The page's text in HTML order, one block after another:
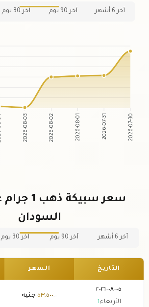
آخر 6 أشهر آخر 90 يوم آخر 30 يوم
2026-08-03 2026-08-02 2026-08-01 2026-07-31 2026-07-30
السودان
آخر 6 أشهر آخر 90 يوم آخر 30 يوم
التاريخ السعر
٠٥-٠٨-٢٠٢٦
الأربعاء↑
٥٣,٥٠٠ .٠٠ جنيه